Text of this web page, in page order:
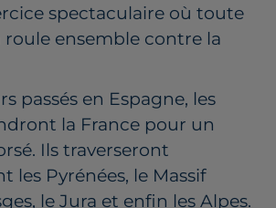
spectaculaire où toute
ensemble contre la
passés en Espagne, les
la France pour un
Ils traverseront
les Pyrénées, le Massif
le Jura et enfin les Alpes.